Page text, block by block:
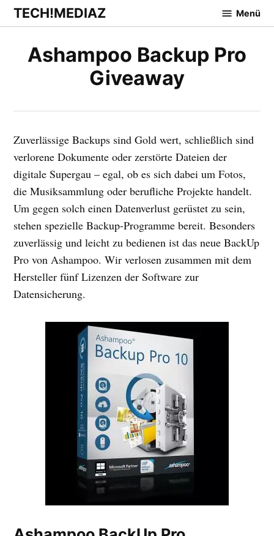
Zum
Inhalt
TECH!MEDIAZ Menü
Ashampoo Backup Pro
Giveaway
Zuverlässige Backups sind Gold wert, schließlich sind
verlorene Dokumente oder zerstörte Dateien der
digitale Supergau – egal, ob es sich dabei um Fotos,
die Musiksammlung oder berufliche Projekte handelt.
Um gegen solch einen Datenverlust gerüstet zu sein,
stehen spezielle Backup-Programme bereit. Besonders
zuverlässig und leicht zu bedienen ist das neue BackUp
Pro von Ashampoo. Wir verlosen zusammen mit dem
Hersteller fünf Lizenzen der Software zur
Datensicherung.